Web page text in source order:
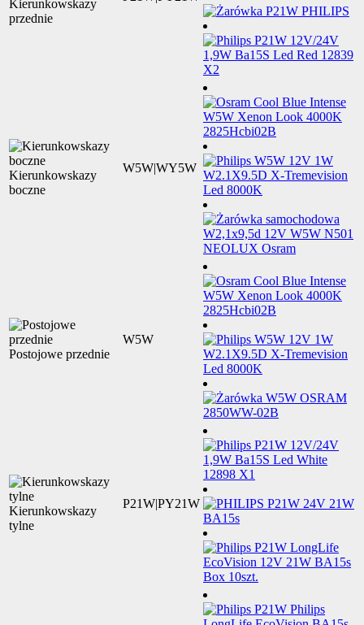
Kierunkowskazy
przednie
Kierunkowskazy
boczne
W5W|WY5W
Postojowe przednie
W5W
Kierunkowskazy
tylne
P21W|PY21W